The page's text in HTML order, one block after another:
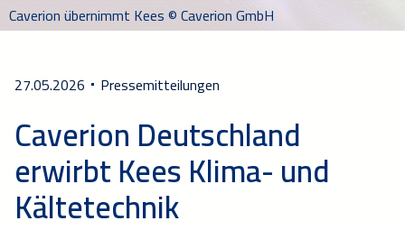
Caverion übernimmt Kees © Caverion GmbH
27.05.2026 Pressemitteilungen
Caverion Deutschland
erwirbt Kees Klima- und
Kältetechnik